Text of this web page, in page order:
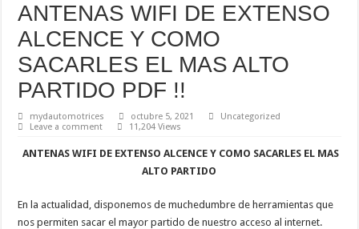
ANTENAS WIFI DE EXTENSO
ALCENCE Y COMO
SACARLES EL MAS ALTO
PARTIDO PDF !!
mydautomotrices octubre 5, 2021
Uncategorized
Leave a comment
11,204 Views
ANTENAS WIFI DE EXTENSO ALCENCE Y COMO SACARLES EL MAS
ALTO PARTIDO
En la actualidad, disponemos de muchedumbre de herramientas que
nos permiten sacar el mayor partido de nuestro acceso al internet.